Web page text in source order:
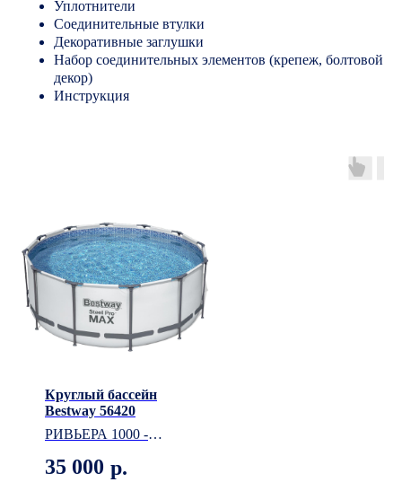
Уплотнители
Соединительные втулки
Декоративные заглушки
Набор соединительных элементов (крепеж, болтовой
декор)
Инструкция
Круглый бассейн
Bestway 56420
РИВЬЕРА 1000 -
плавательный бассейн
35 000 р.